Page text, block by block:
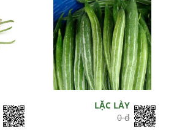
LẶC LÀY
0 đ